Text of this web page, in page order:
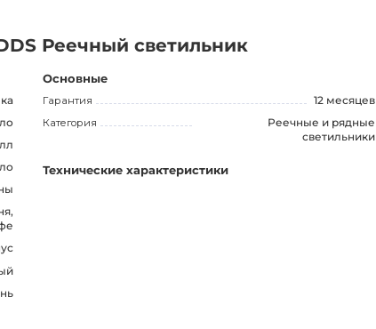
для потенциальных покупателей. Этот
как сочетает в себе превосходное качество,
Реечный светильник
Основные
Гарантия
12 месяцев
Категория
Реечные и рядные
светильники
Технические характеристики